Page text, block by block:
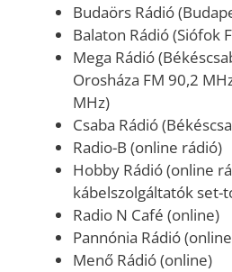
Budaörs Rádió
Balaton Rádió (Siófok
Mega Rádió
Orosháza FM 90,2
MHz)
Csaba Rádió
Radio-B (online rádió)
Hobby Rádió (online
kábelszolgáltatók set-
Radio N Café (online)
Pannónia Rádió
Menő Rádió (online)